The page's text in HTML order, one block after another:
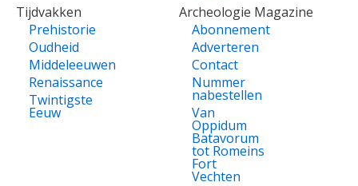
Tijdvakken
Prehistorie
Oudheid
Middeleeuwen
Renaissance
Twintigste
Eeuw
Archeologie Magazine
Abonnement
Adverteren
Contact
Nummer
nabestellen
Van
Oppidum
Batavorum
tot Romeins
Fort
Vechten